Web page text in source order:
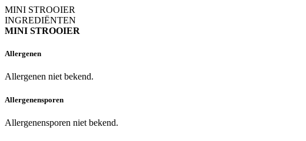
MINI STROOIER
INGREDIËNTEN
MINI STROOIER
Allergenen
Allergenen niet bekend.
Allergenensporen
Allergenensporen niet bekend.